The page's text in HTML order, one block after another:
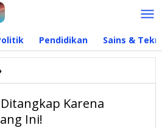
Pendidikan Sains &
Warkop
Ditangkap
Karena
Menyimpan
Karena
Ini!